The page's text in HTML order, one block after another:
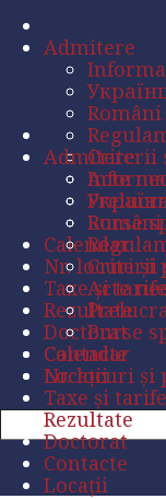
Admitere
Criterii
Acte
Burse
Calendar
Nr. locuri și
Taxe și tarife
Rezultate
Doctorat
Contacte
Locații
Admitere
Criterii
Acte
Burse
Calendar
Nr. locuri și
Taxe și tarife
Rezultate
Doctorat
Contacte
Locații